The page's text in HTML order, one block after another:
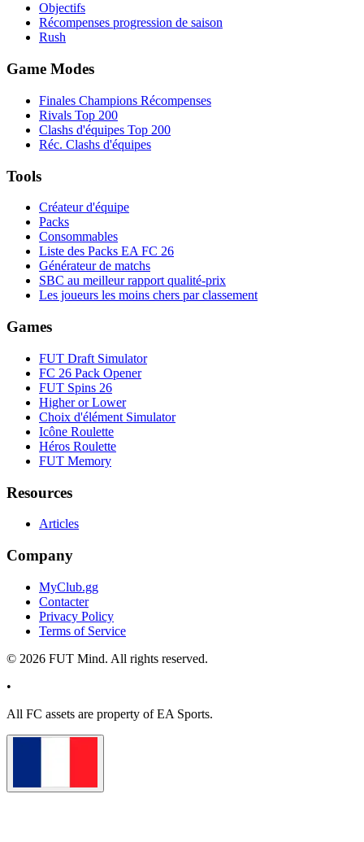
Objectifs
Récompenses progression de saison
Rush
Game Modes
Finales Champions Récompenses
Rivals Top 200
Clashs d'équipes Top 200
Réc. Clashs d'équipes
Tools
Créateur d'équipe
Packs
Consommables
Liste des Packs EA FC 26
Générateur de matchs
SBC au meilleur rapport qualité-prix
Les joueurs les moins chers par classement
Games
FUT Draft Simulator
FC 26 Pack Opener
FUT Spins 26
Higher or Lower
Choix d'élément Simulator
Icône Roulette
Héros Roulette
FUT Memory
Resources
Articles
Company
MyClub.gg
Contacter
Privacy Policy
Terms of Service
© 2026 FUT Mind. All rights reserved.
•
All FC assets are property of EA Sports.